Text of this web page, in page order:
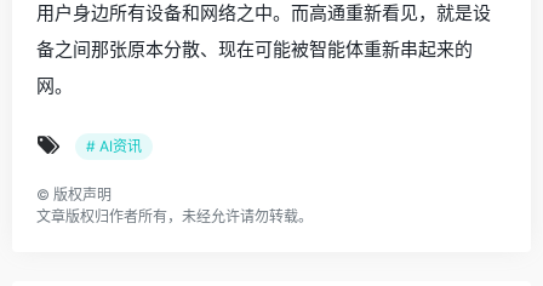
用户身边所有设备和网络之中。而高通重新看见，就是设
备之间那张原本分散、现在可能被智能体重新串起来的
网。
# AI资讯
© 版权声明
文章版权归作者所有，未经允许请勿转载。